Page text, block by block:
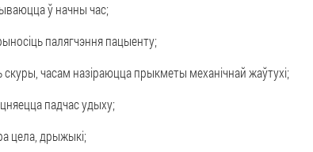
ў начны час;
палягчэння пацыенту;
скуры, часам назіраюцца прыкметы механічнай жаўтухі;
падчас удыху;
цела, дрыжыкі;